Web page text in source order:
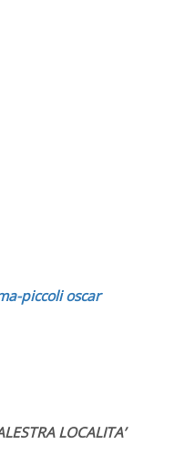
piccoli oscar
LOCALITA’